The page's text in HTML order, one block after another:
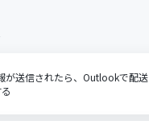
が送信されたら、Outlookで配送